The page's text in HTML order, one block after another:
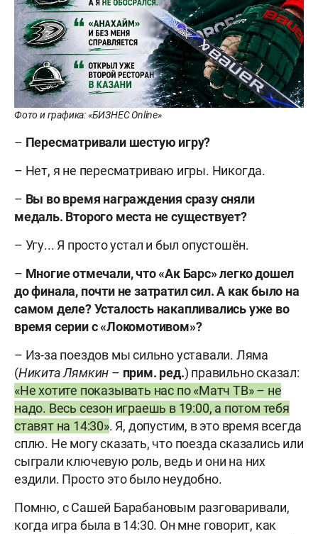
Фото и графика: «БИЗНЕС Online»
– Пересматривали шестую игру?
– Нет, я не пересматриваю игры. Никогда.
– Вы во время награждения сразу сняли
медаль. Второго места не существует?
– Угу... Я просто устал и был опустошён.
– Многие отмечали, что «Ак Барс» легко дошел
до финала, почти не затратил сил. А как было на
самом деле? Усталость накапливались уже во
время серии с «Локомотивом»?
– Из-за поездов мы сильно уставали. Ляма
(Никита Лямкин – прим. ред.) правильно сказал:
«Не хотите показывать нас по «Матч ТВ» – не
надо. Весь сезон играешь в 19:00, а потом тебя
ставят на 14:30». Я, допустим, в это время всегда
сплю. Не могу сказать, что поезда сказались или
сыграли ключевую роль, ведь и они на них
ездили. Просто это было неудобно.
Помню, с Сашей Барабановым разговаривали,
когда игра была в 14:30. Он мне говорит, как